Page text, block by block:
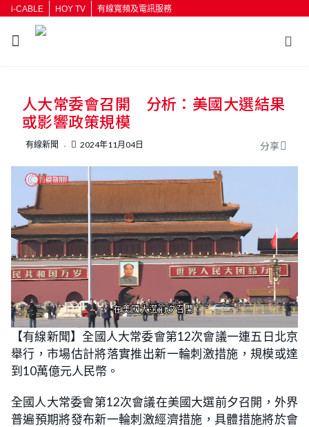
i-CABLE HOY TV 有線寬頻及電訊服務
按輸入鍵開始搜尋
人大常委會召開 分析：美國大選結果
或影響政策規模
有線新聞 2024年11月04日 分享
U
n
m
t
e
L
o
a
d
e
d
:
2
0
9
%
【有線新聞】全國人大常委會第12次會議一連五日北京
舉行，市場估計將落實推出新一輪刺激措施，規模或達
到10萬億元人民幣。
全國人大常委會第12次會議在美國大選前夕召開，外界
普遍預期將發布新一輪刺激經濟措施，具體措施將於會